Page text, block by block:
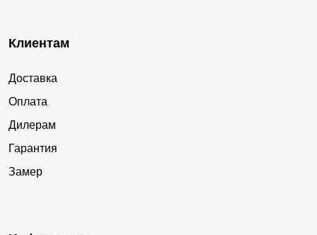
Клиентам
Доставка
Оплата
Дилерам
Гарантия
Замер